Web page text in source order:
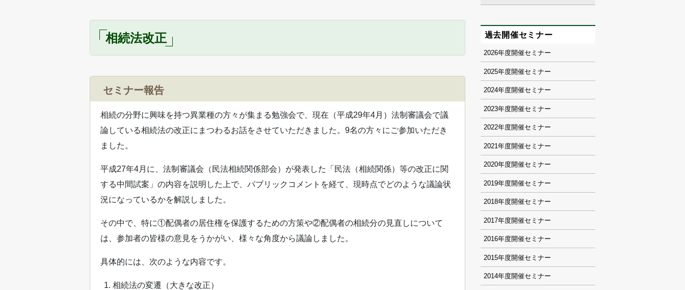
相続法改正
セミナー報告
相続の分野に興味を持つ異業種の方々が集まる勉強会で、現在（平成29年4月）法制審議会で議
論している相続法の改正にまつわるお話をさせていただきました。9名の方々にご参加いただき
ました。
平成27年4月に、法制審議会（民法相続関係部会）が発表した「民法（相続関係）等の改正に関
する中間試案」の内容を説明した上で、パブリックコメントを経て、現時点でどのような議論状
況になっているかを解説しました。
その中で、特に①配偶者の居住権を保護するための方策や②配偶者の相続分の見直しについて
は、参加者の皆様の意見をうかがい、様々な角度から議論しました。
具体的には、次のような内容です。
相続法の変遷（大きな改正）
過去開催セミナー
2026
2025
2024
2023
2022
2021
2020
2019
2018
2017
2016
2015
2014